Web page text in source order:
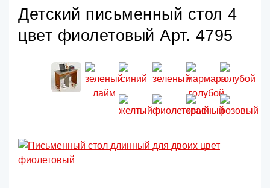
Детский письменный стол 4
цвет фиолетовый Арт. 4795